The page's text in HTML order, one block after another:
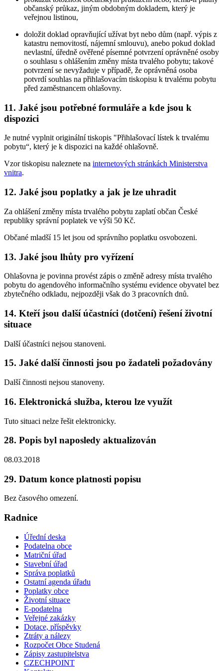
občanský průkaz, jiným obdobným dokladem, který je
veřejnou listinou,
doložit doklad opravňující užívat byt nebo dům (např. výpis z
katastru nemovitostí, nájemní smlouvu), anebo pokud doklad
nevlastní, úředně ověřené písemné potvrzení oprávněné osoby
o souhlasu s ohlášením změny místa trvalého pobytu; takové
potvrzení se nevyžaduje v případě, že oprávněná osoba
potvrdí souhlas na přihlašovacím tiskopisu k trvalému pobytu
před zaměstnancem ohlašovny.
11. Jaké jsou potřebné formuláře a kde jsou k
dispozici
Je nutné vyplnit originální tiskopis "Přihlašovací lístek k trvalému
pobytu“, který je k dispozici na každé ohlašovně.
Vzor tiskopisu naleznete na internetových stránkách Ministerstva
vnitra.
12. Jaké jsou poplatky a jak je lze uhradit
Za ohlášení změny místa trvalého pobytu zaplatí občan České
republiky správní poplatek ve výši 50 Kč.
Občané mladší 15 let jsou od správního poplatku osvobozeni.
13. Jaké jsou lhůty pro vyřízení
Ohlašovna je povinna provést zápis o změně adresy místa trvalého
pobytu do agendového informačního systému evidence obyvatel bez
zbytečného odkladu, nejpozději však do 3 pracovních dnů.
14. Kteří jsou další účastníci (dotčení) řešení životní
situace
Další účastníci nejsou stanoveni.
15. Jaké další činnosti jsou po žadateli požadovány
Další činnosti nejsou stanoveny.
16. Elektronická služba, kterou lze využít
Tuto situaci nelze řešit elektronicky.
28. Popis byl naposledy aktualizován
08.03.2018
29. Datum konce platnosti popisu
Bez časového omezení.
Radnice
Úřední deska
Podatelna obce
Matriční úřad
Stavební úřad
Správa poplatků
Ostatní agenda úřadu
Poplatky obce
Životní situace
E-podatelna
Veřejné zakázky
Dotace, příspěvky
Ztráty a nálezy
Rozpočet Obce Studená
Zápisy zastupitelstva
CZECHPOINT